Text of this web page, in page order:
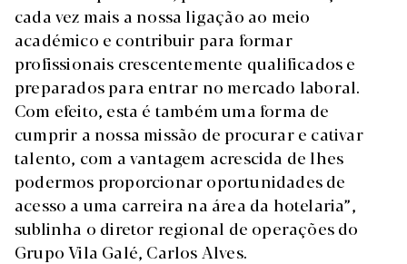
cada vez mais a nossa ligação ao meio
académico e contribuir para formar
profissionais crescentemente qualificados e
preparados para entrar no mercado laboral.
Com efeito, esta é também uma forma de
cumprir a nossa missão de procurar e cativar
talento, com a vantagem acrescida de lhes
podermos proporcionar oportunidades de
acesso a uma carreira na área da hotelaria”,
sublinha o diretor regional de operações do
Grupo Vila Galé, Carlos Alves.